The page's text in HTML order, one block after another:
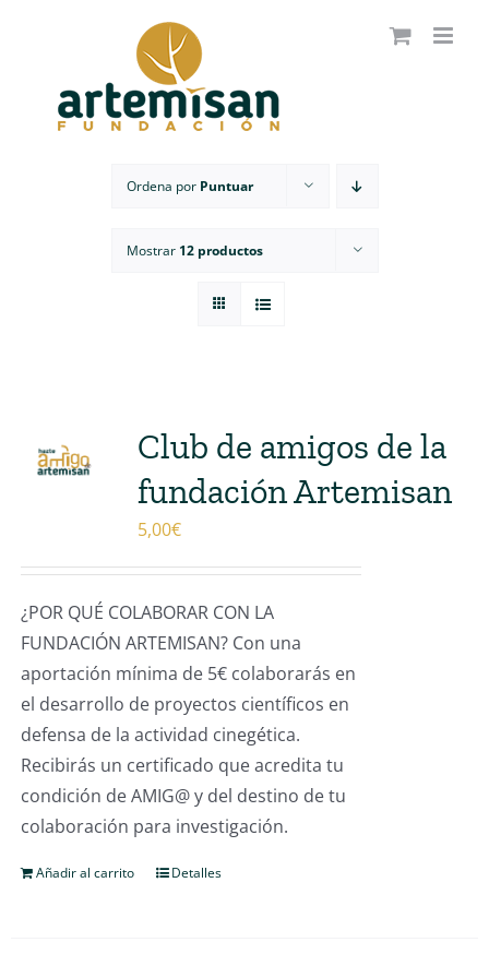
Ordena por Puntuar
Mostrar 12 productos
Club de amigos de la
fundación Artemisan
5,00€
¿POR QUÉ COLABORAR CON LA
FUNDACIÓN ARTEMISAN? Con una
aportación mínima de 5€ colaborarás en
el desarrollo de proyectos científicos en
defensa de la actividad cinegética.
Recibirás un certificado que acredita tu
condición de AMIG@ y del destino de tu
colaboración para investigación.
Añadir al carrito Detalles